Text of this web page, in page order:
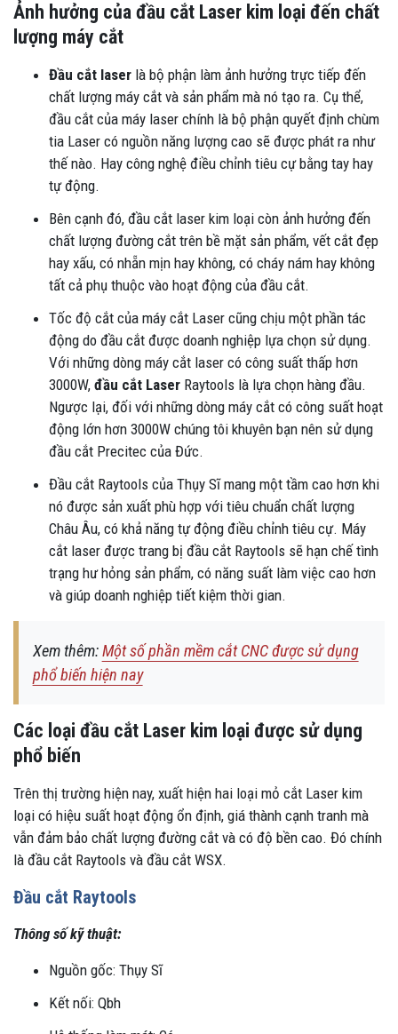
Ảnh hưởng của đầu cắt Laser kim loại đến chất
lượng máy cắt
Đầu cắt laser là bộ phận làm ảnh hưởng trực tiếp đến
chất lượng máy cắt và sản phẩm mà nó tạo ra. Cụ thể,
đầu cắt của máy laser chính là bộ phận quyết định chùm
tia Laser có nguồn năng lượng cao sẽ được phát ra như
thế nào. Hay công nghệ điều chỉnh tiêu cự bằng tay hay
tự động.
Bên cạnh đó, đầu cắt laser kim loại còn ảnh hưởng đến
chất lượng đường cắt trên bề mặt sản phẩm, vết cắt đẹp
hay xấu, có nhẵn mịn hay không, có cháy nám hay không
tất cả phụ thuộc vào hoạt động của đầu cắt.
Tốc độ cắt của máy cắt Laser cũng chịu một phần tác
động do đầu cắt được doanh nghiệp lựa chọn sử dụng.
Với những dòng máy cắt laser có công suất thấp hơn
3000W, đầu cắt Laser Raytools là lựa chọn hàng đầu.
Ngược lại, đối với những dòng máy cắt có công suất hoạt
động lớn hơn 3000W chúng tôi khuyên bạn nên sử dụng
đầu cắt Precitec của Đức.
Đầu cắt Raytools của Thụy Sĩ mang một tầm cao hơn khi
nó được sản xuất phù hợp với tiêu chuẩn chất lượng
Châu Âu, có khả năng tự động điều chỉnh tiêu cự. Máy
cắt laser được trang bị đầu cắt Raytools sẽ hạn chế tình
trạng hư hỏng sản phẩm, có năng suất làm việc cao hơn
và giúp doanh nghiệp tiết kiệm thời gian.
Xem thêm:Một số phần mềm cắt CNC được sử dụng
phổ biến hiện nay
Các loại đầu cắt Laser kim loại được sử dụng
phổ biến
Trên thị trường hiện nay, xuất hiện hai loại mỏ cắt Laser kim
loại có hiệu suất hoạt động ổn định, giá thành cạnh tranh mà
vẫn đảm bảo chất lượng đường cắt và có độ bền cao. Đó chính
là đầu cắt Raytools và đầu cắt WSX.
Đầu cắt Raytools
Thông số kỹ thuật:
Nguồn gốc: Thụy Sĩ
Kết nối: Qbh